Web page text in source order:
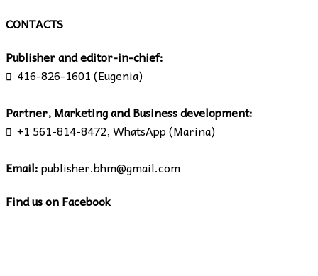
CONTACTS
Publisher and editor-in-chief:
 416-826-1601 (Eugenia)
Partner, Marketing and Business development:
 +1 561-814-8472, WhatsApp (Marina)
Email:publisher.bhm@gmail.com
Find us on Facebook